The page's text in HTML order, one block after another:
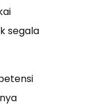
segala